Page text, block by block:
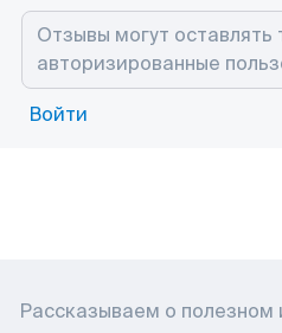
Войти
Рассказываем о полезном